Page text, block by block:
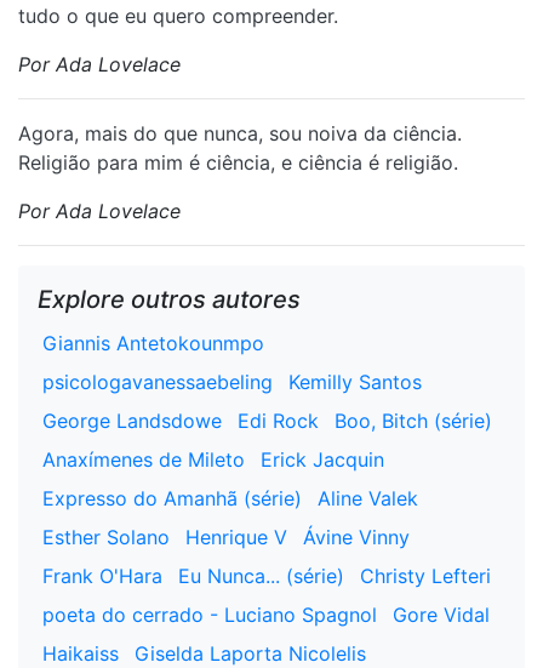
tudo o que eu quero compreender.
Por Ada Lovelace
Agora, mais do que nunca, sou noiva da ciência.
Religião para mim é ciência, e ciência é religião.
Por Ada Lovelace
Explore outros autores
Giannis Antetokounmpo
psicologavanessaebeling
Kemilly Santos
George Landsdowe
Edi Rock
Boo, Bitch (série)
Anaxímenes de Mileto
Erick Jacquin
Expresso do Amanhã (série)
Aline Valek
Esther Solano
Henrique V
Ávine Vinny
Frank O'Hara
Eu Nunca... (série)
Christy Lefteri
poeta do cerrado - Luciano Spagnol
Gore Vidal
Haikaiss
Giselda Laporta Nicolelis